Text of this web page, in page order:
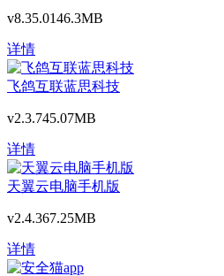
v8.35.0146.3MB
详情
飞鸽互联蓝思科技
v2.3.745.07MB
详情
天翼云电脑手机版
v2.4.367.25MB
详情